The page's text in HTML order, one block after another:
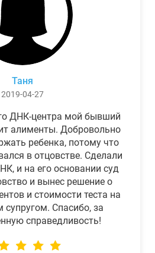
Таня
2019-04-27
ДНК-центра мой бывший
алименты. Добровольно
ребенка, потому что
в отцовстве. Сделали
и на его основании суд
и вынес решение о
и стоимости теста на
Спасибо, за
справедливость!